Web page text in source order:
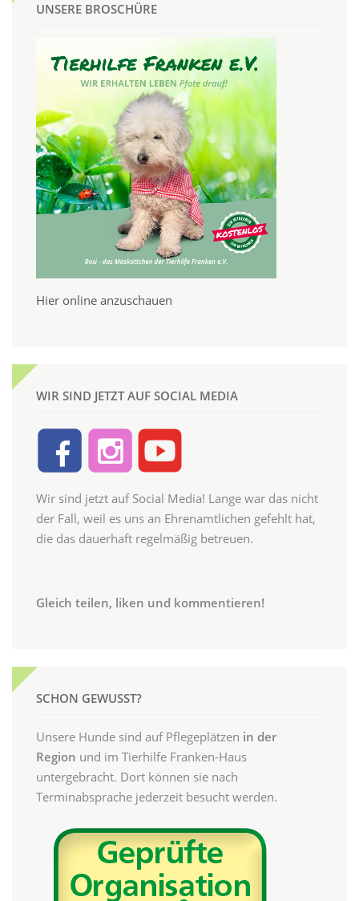
UNSERE BROSCHÜRE
Hier online anzuschauen
WIR SIND JETZT AUF SOCIAL MEDIA
Wir sind jetzt auf Social Media! Lange war das nicht
der Fall, weil es uns an Ehrenamtlichen gefehlt hat,
die das dauerhaft regelmäßig betreuen.
Gleich teilen, liken und kommentieren!
SCHON GEWUSST?
Unsere Hunde sind auf Pflegeplätzen in der
Region und im Tierhilfe Franken-Haus
untergebracht. Dort können sie nach
Terminabsprache jederzeit besucht werden.